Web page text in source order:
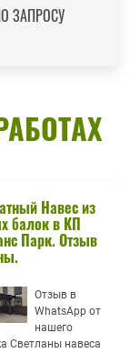
ЗАПРОСУ
Навес из
балок в КП
Парк. Отзыв
Отзыв в
WhatsApp от
нашего
Светланы навеса